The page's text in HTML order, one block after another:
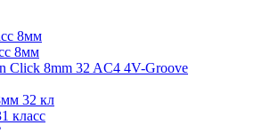
8мм
8мм
Click 8mm 32 AC4 4V-Groove
32 кл
класс